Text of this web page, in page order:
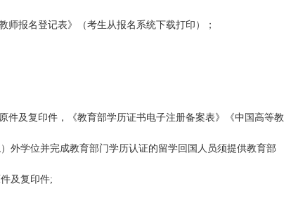
师报名登记表》（考生从报名系统下载打印）；
件及复印件，《教育部学历证书电子注册备案表》《中国高等教
外学位并完成教育部门学历认证的留学回国人员须提供教育部
及复印件;